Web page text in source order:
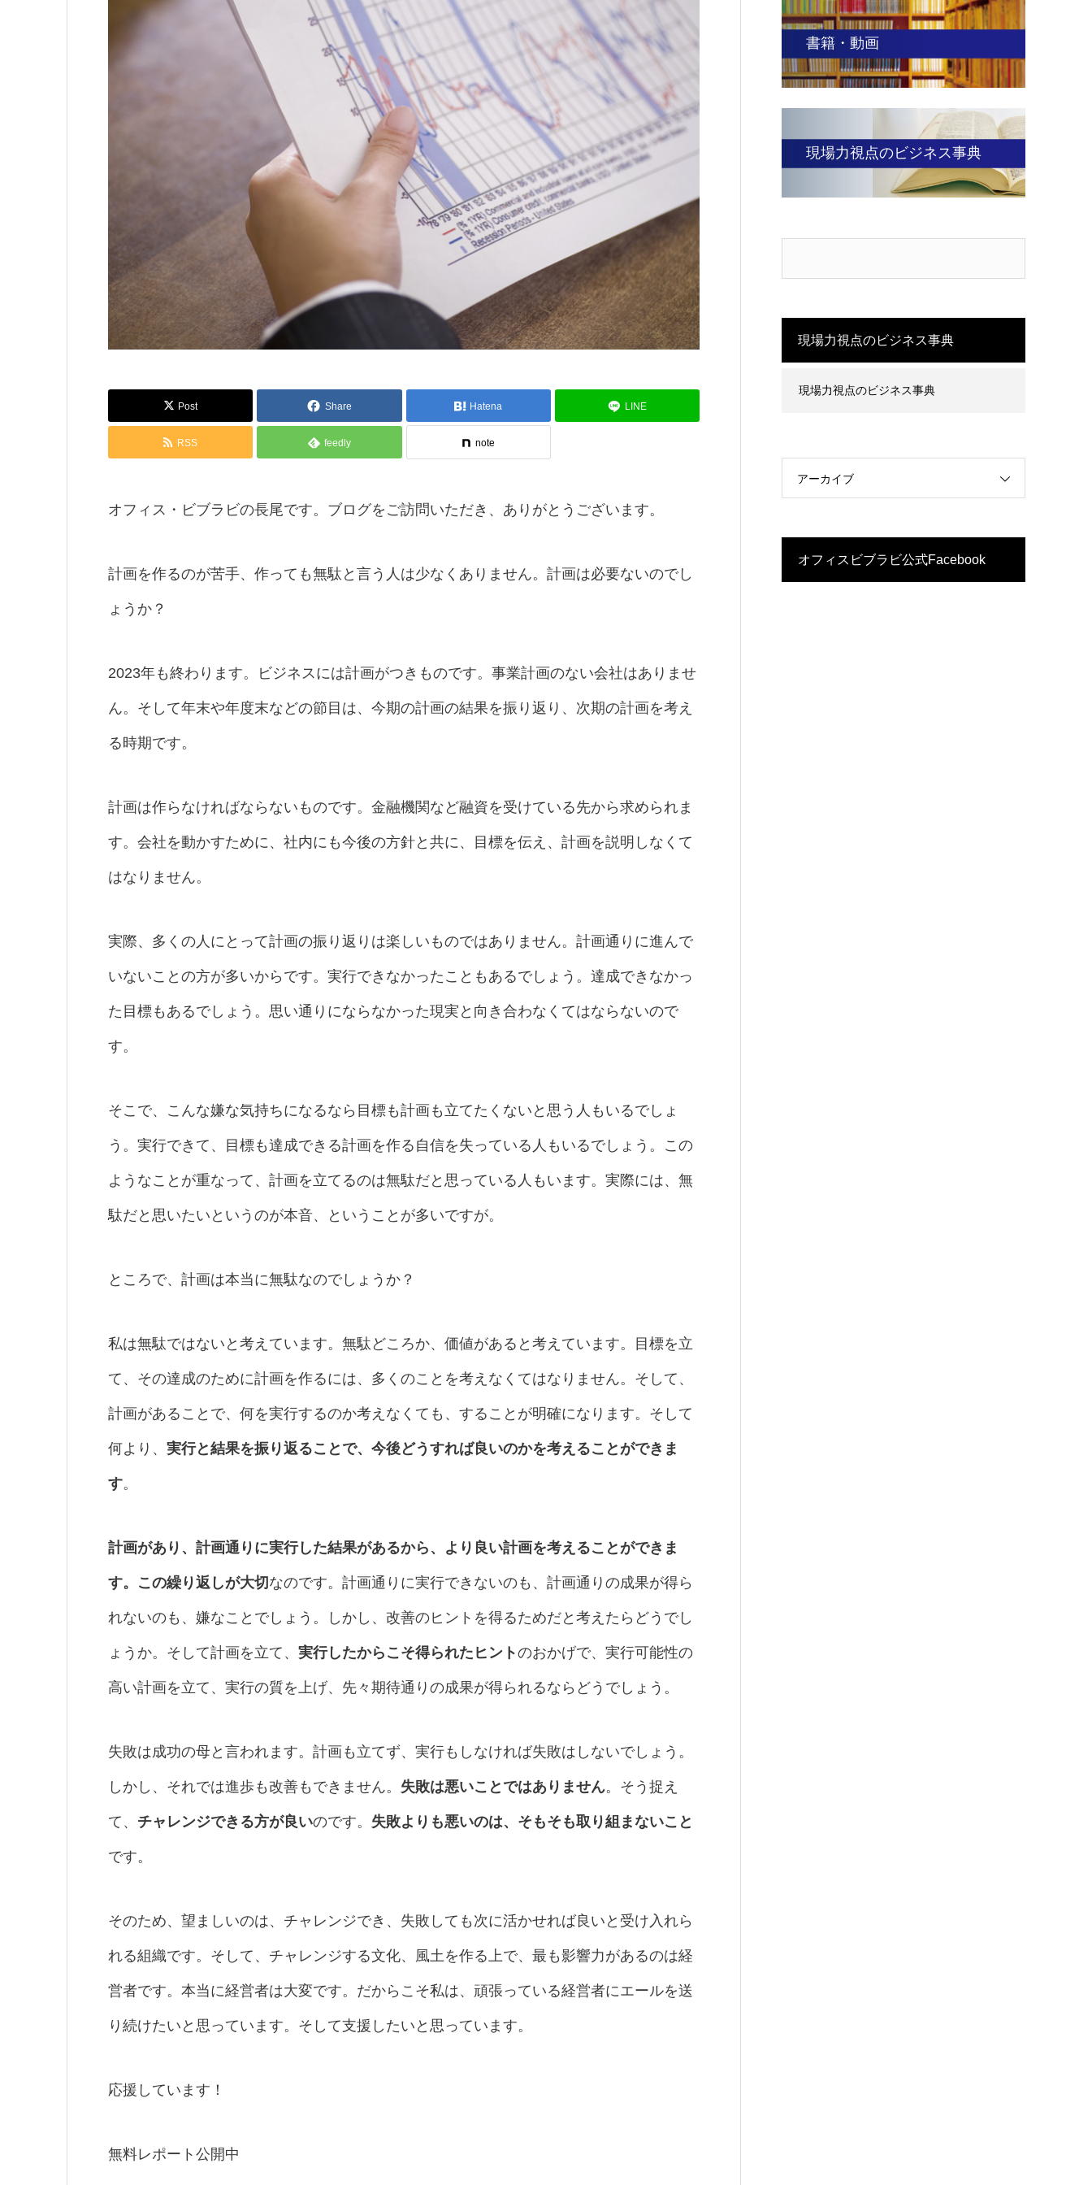
Post Share Hatena LINE
RSS feedly note
オフィス・ビブラビの長尾です。ブログをご訪問いただき、ありがとうございます。
計画を作るのが苦手、作っても無駄と言う人は少なくありません。計画は必要ないのでし
ょうか？
2023年も終わります。ビジネスには計画がつきものです。事業計画のない会社はありませ
ん。そして年末や年度末などの節目は、今期の計画の結果を振り返り、次期の計画を考え
る時期です。
計画は作らなければならないものです。金融機関など融資を受けている先から求められま
す。会社を動かすために、社内にも今後の方針と共に、目標を伝え、計画を説明しなくて
はなりません。
実際、多くの人にとって計画の振り返りは楽しいものではありません。計画通りに進んで
いないことの方が多いからです。実行できなかったこともあるでしょう。達成できなかっ
た目標もあるでしょう。思い通りにならなかった現実と向き合わなくてはならないので
す。
そこで、こんな嫌な気持ちになるなら目標も計画も立てたくないと思う人もいるでしょ
う。実行できて、目標も達成できる計画を作る自信を失っている人もいるでしょう。この
ようなことが重なって、計画を立てるのは無駄だと思っている人もいます。実際には、無
駄だと思いたいというのが本音、ということが多いですが。
ところで、計画は本当に無駄なのでしょうか？
私は無駄ではないと考えています。無駄どころか、価値があると考えています。目標を立
て、その達成のために計画を作るには、多くのことを考えなくてはなりません。そして、
計画があることで、何を実行するのか考えなくても、することが明確になります。そして
何より、 実行と結果を振り返ることで、今後どうすれば良いのかを考えることができま
す。
計画があり、計画通りに実行した結果があるから、より良い計画を考えることができま
す。この繰り返しが大切なのです。計画通りに実行できないのも、計画通りの成果が得ら
れないのも、嫌なことでしょう。しかし、改善のヒントを得るためだと考えたらどうでし
ょうか。そして計画を立て、 実行したからこそ得られたヒントのおかげで、実行可能性の
高い計画を立て、実行の質を上げ、先々期待通りの成果が得られるならどうでしょう。
失敗は成功の母と言われます。計画も立てず、実行もしなければ失敗はしないでしょう。
しかし、それでは進歩も改善もできません。 失敗は悪いことではありません。そう捉え
て、 チャレンジできる方が良いのです。 失敗よりも悪いのは、そもそも取り組まないこと
です。
そのため、望ましいのは、チャレンジでき、失敗しても次に活かせれば良いと受け入れら
れる組織です。そして、チャレンジする文化、風土を作る上で、最も影響力があるのは経
営者です。本当に経営者は大変です。だからこそ私は、頑張っている経営者にエールを送
り続けたいと思っています。そして支援したいと思っています。
応援しています！
無料レポート公開中
書籍・動画
現場力視点のビジネス事典
現場力視点のビジネス事典
現場力視点のビジネス事典
アーカイブ
オフィスビブラビ公式Facebook